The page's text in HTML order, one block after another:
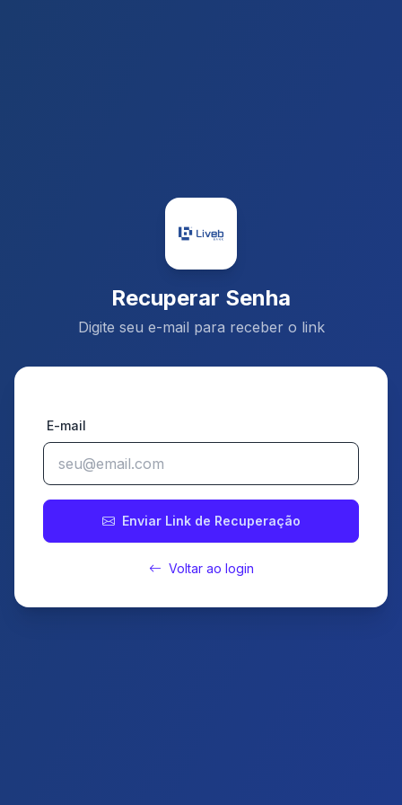
Recuperar Senha
Digite seu e-mail para receber o link
E-mail
Enviar Link de Recuperação
Voltar ao login